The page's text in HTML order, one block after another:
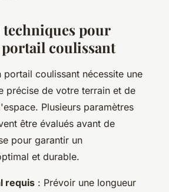
pour
coulissant
coulissant nécessite une
précise de votre terrain et de
Plusieurs paramètres
être évalués avant de
pour garantir un
et durable.
requis : Prévoir une longueur